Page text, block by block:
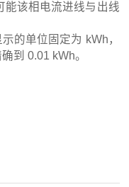
能该相电流进线与出线
的单位固定为 kWh，
到 0.01 kWh。